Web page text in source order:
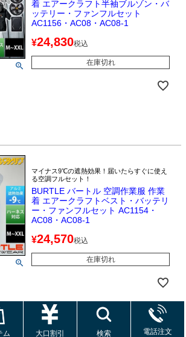
着 エアークラフト半袖ブルゾン・バ
ッテリー・ファンフルセット
AC1156・AC08・AC08-1
¥24,830税込
在庫切れ
マイナス9℃の遮熱効果！届いたらすぐに使え
る空調フルセット！
BURTLE バートル 空調作業服 作業
着 エアークラフトベスト・バッテリ
ー・ファンフルセット AC1154・
AC08・AC08-1
¥24,570税込
在庫切れ
ム 大口割引 検索 電話注文